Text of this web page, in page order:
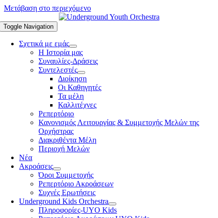
Μετάβαση στο περιεχόμενο
Toggle Navigation
Σχετικά με εμάς
Η Ιστορία μας
Συναυλίες-Δράσεις
Συντελεστές
Διοίκηση
Οι Καθηγητές
Τα μέλη
Καλλιτέχνες
Ρεπερτόριο
Κανονισμός Λειτουργίας & Συμμετοχής Μελών της
Ορχήστρας
Διακριθέντα Μέλη
Περιοχή Μελών
Νέα
Ακροάσεις
Όροι Συμμετοχής
Ρεπερτόριο Ακροάσεων
Συχνές Ερωτήσεις
Underground Kids Orchestra
Πληροφορίες-UYO Kids